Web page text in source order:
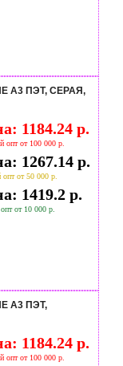
А3 ПЭТ, СЕРАЯ,
1184.24 р.
опт от 100 000 р.
1267.14 р.
опт от 50 000 р.
1419.2 р.
от 10 000 р.
А3 ПЭТ,
1184.24 р.
опт от 100 000 р.